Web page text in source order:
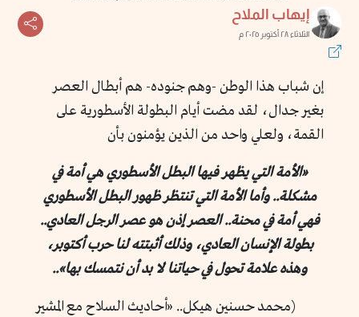
إيهاب الملاح
الثلاثاء ٢٨ أكتوبر ٢٠٢٥ م
إن شباب هذا الوطن -وهم جنوده- هم أبطال العصر
بغير جدال، لقد مضت أيام البطولة الأسطورية على
القمة، ولعلي واحد من الذين يؤمنون بأن
«الأمة التي يظهر فيها البطل الأسـطوري هي أمـة في
مشكلة.. وأما الأمة التي تنتظر ظهور البطل الأسطوري
فهي أمة في محنة.. العصر إذن هو عصر الرجل العادي..
بطولة الإنسان العادي، وذلك أثبتته لنا حرب أكتوبر،
وهذه علامة تحول في حياتنا لا بد أن نتمسك بها»..
(محمد حسنين هيكل.. «أحاديث السلاح مع المشير